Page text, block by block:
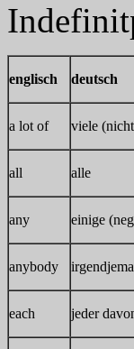
englisch deutsch
a lot of viele
all alle
any einige
anybody
each jeder